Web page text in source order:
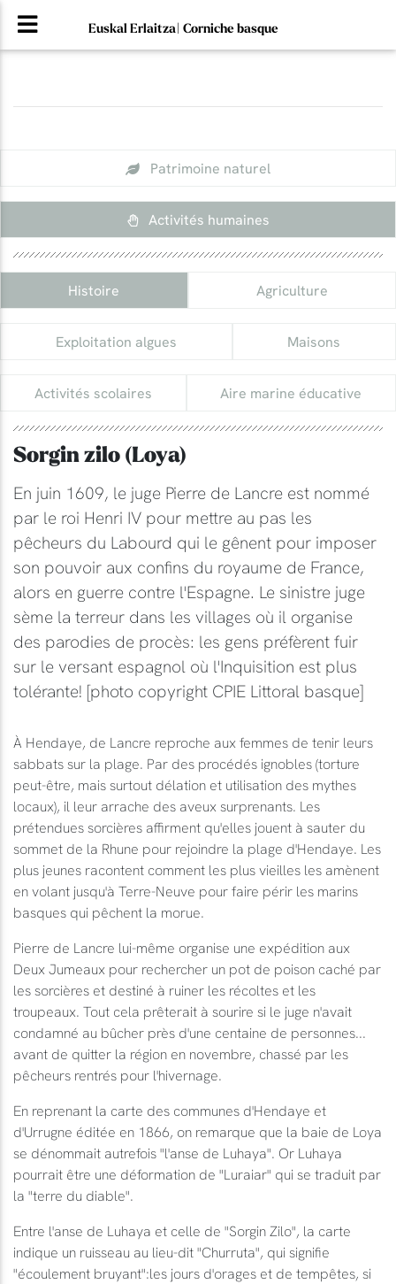
Euskal Erlaitza| Corniche basque
Patrimoine naturel
Activités humaines
Histoire Agriculture
Exploitation algues Maisons
Activités scolaires Aire marine éducative
Sorgin zilo (Loya)
En juin 1609, le juge Pierre de Lancre est nommé
par le roi Henri IV pour mettre au pas les
pêcheurs du Labourd qui le gênent pour imposer
son pouvoir aux confins du royaume de France,
alors en guerre contre l'Espagne. Le sinistre juge
sème la terreur dans les villages où il organise
des parodies de procès: les gens préfèrent fuir
sur le versant espagnol où l'Inquisition est plus
tolérante! [photo copyright CPIE Littoral basque]
À Hendaye, de Lancre reproche aux femmes de tenir leurs
sabbats sur la plage. Par des procédés ignobles (torture
peut-être, mais surtout délation et utilisation des mythes
locaux), il leur arrache des aveux surprenants. Les
prétendues sorcières affirment qu'elles jouent à sauter du
sommet de la Rhune pour rejoindre la plage d'Hendaye. Les
plus jeunes racontent comment les plus vieilles les amènent
en volant jusqu'à Terre-Neuve pour faire périr les marins
basques qui pêchent la morue.
Pierre de Lancre lui-même organise une expédition aux
Deux Jumeaux pour rechercher un pot de poison caché par
les sorcières et destiné à ruiner les récoltes et les
troupeaux. Tout cela prêterait à sourire si le juge n'avait
condamné au bûcher près d'une centaine de personnes...
avant de quitter la région en novembre, chassé par les
pêcheurs rentrés pour l'hivernage.
En reprenant la carte des communes d'Hendaye et
d'Urrugne éditée en 1866, on remarque que la baie de Loya
se dénommait autrefois "l'anse de Luhaya". Or Luhaya
pourrait être une déformation de "Luraiar" qui se traduit par
la "terre du diable".
Entre l'anse de Luhaya et celle de "Sorgin Zilo", la carte
indique un ruisseau au lieu-dit "Churruta", qui signifie
"écoulement bruyant":les jours d'orages et de tempêtes, si